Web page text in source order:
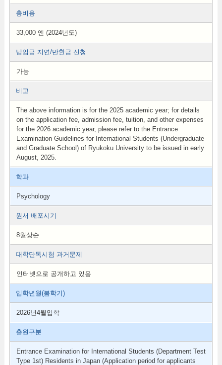
총비용
33,000 엔 (2024년도)
납입금 지연/반환금 신청
가능
비고
The above information is for the 2025 academic year; for details
on the application fee, admission fee, tuition, and other expenses
for the 2026 academic year, please refer to the Entrance
Examination Guidelines for International Students (Undergraduate
and Graduate School) of Ryukoku University to be issued in early
August, 2025.
학과
Psychology
원서 배포시기
8월상순
대학단독시험 과거문제
인터넷으로 공개하고 있음
입학년월(봄학기)
2026년4월입학
출원구분
Entrance Examination for International Students (Department Test
Type 1st) Residents in Japan (Application period for applicants